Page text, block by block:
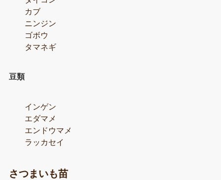
カブ
ニンジン
ゴボウ
タマネギ
豆類
インゲン
エダマメ
エンドウマメ
ラッカセイ
さつまいも苗